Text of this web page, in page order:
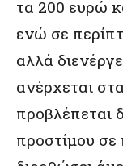
τα 200 ευρώ
ενώ σε
αλλά
ανέρχεται
προβλέπεται
προστίμου σε